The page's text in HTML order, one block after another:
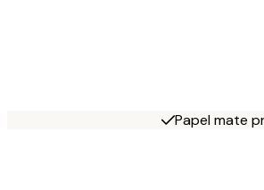
Papel mate